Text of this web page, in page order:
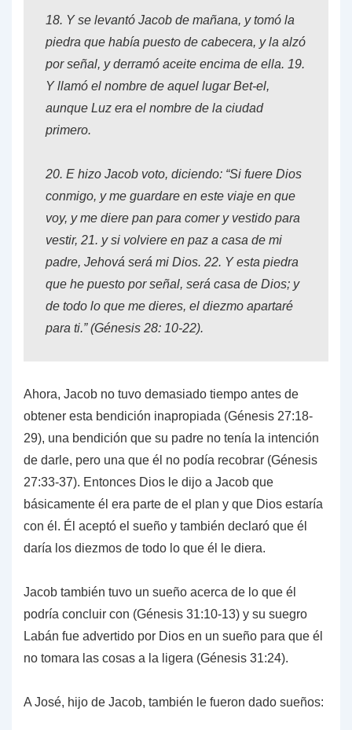
18. Y se levantó Jacob de mañana, y tomó la
piedra que había puesto de cabecera, y la alzó
por señal, y derramó aceite encima de ella. 19.
Y llamó el nombre de aquel lugar Bet-el,
aunque Luz era el nombre de la ciudad
primero.
20. E hizo Jacob voto, diciendo: “Si fuere Dios
conmigo, y me guardare en este viaje en que
voy, y me diere pan para comer y vestido para
vestir, 21. y si volviere en paz a casa de mi
padre, Jehová será mi Dios. 22. Y esta piedra
que he puesto por señal, será casa de Dios; y
de todo lo que me dieres, el diezmo apartaré
para ti.” (Génesis 28: 10-22).
Ahora, Jacob no tuvo demasiado tiempo antes de
obtener esta bendición inapropiada (Génesis 27:18-
29), una bendición que su padre no tenía la intención
de darle, pero una que él no podía recobrar (Génesis
27:33-37). Entonces Dios le dijo a Jacob que
básicamente él era parte de el plan y que Dios estaría
con él. Él aceptó el sueño y también declaró que él
daría los diezmos de todo lo que él le diera.
Jacob también tuvo un sueño acerca de lo que él
podría concluir con (Génesis 31:10-13) y su suegro
Labán fue advertido por Dios en un sueño para que él
no tomara las cosas a la ligera (Génesis 31:24).
A José, hijo de Jacob, también le fueron dado sueños: